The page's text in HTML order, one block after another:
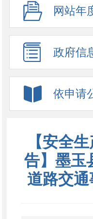
网站年
政府信
依申请
【安全
告】墨玉
道路交